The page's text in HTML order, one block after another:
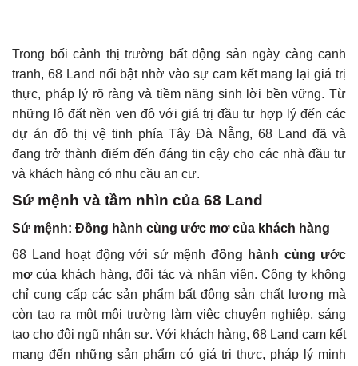
Trong bối cảnh thị trường bất động sản ngày càng cạnh
tranh, 68 Land nổi bật nhờ vào sự cam kết mang lại giá trị
thực, pháp lý rõ ràng và tiềm năng sinh lời bền vững. Từ
những lô đất nền ven đô với giá trị đầu tư hợp lý đến các
dự án đô thị vệ tinh phía Tây Đà Nẵng, 68 Land đã và
đang trở thành điểm đến đáng tin cậy cho các nhà đầu tư
và khách hàng có nhu cầu an cư.
Sứ mệnh và tầm nhìn của 68 Land
Sứ mệnh: Đồng hành cùng ước mơ của khách hàng
68 Land hoạt động với sứ mệnh đồng hành cùng ước
mơcủa khách hàng, đối tác và nhân viên. Công ty không
chỉ cung cấp các sản phẩm bất động sản chất lượng mà
còn tạo ra một môi trường làm việc chuyên nghiệp, sáng
tạo cho đội ngũ nhân sự. Với khách hàng, 68 Land cam kết
mang đến những sản phẩm có giá trị thực, pháp lý minh